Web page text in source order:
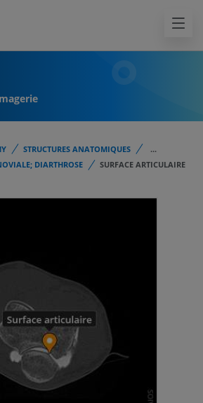
STRUCTURES ANATOMIQUES
...
DIARTHROSE
SURFACE ARTICULAIRE